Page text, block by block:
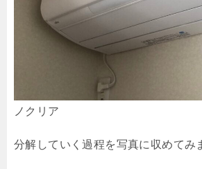
ノクリア
分解していく過程を写真に収めてみ